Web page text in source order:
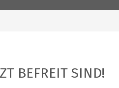
BEFREIT SIND!